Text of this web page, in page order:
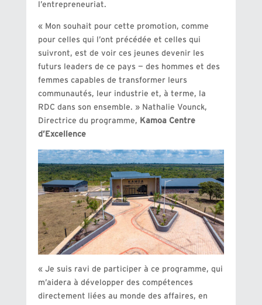
l’entrepreneuriat.
« Mon souhait pour cette promotion, comme
pour celles qui l’ont précédée et celles qui
suivront, est de voir ces jeunes devenir les
futurs leaders de ce pays — des hommes et des
femmes capables de transformer leurs
communautés, leur industrie et, à terme, la
RDC dans son ensemble. » Nathalie Vounck,
Directrice du programme, KamoaCentre
d’Excellence
« Je suis ravi de participer à ce programme, qui
m’aidera à développer des compétences
directement liées au monde des affaires, en